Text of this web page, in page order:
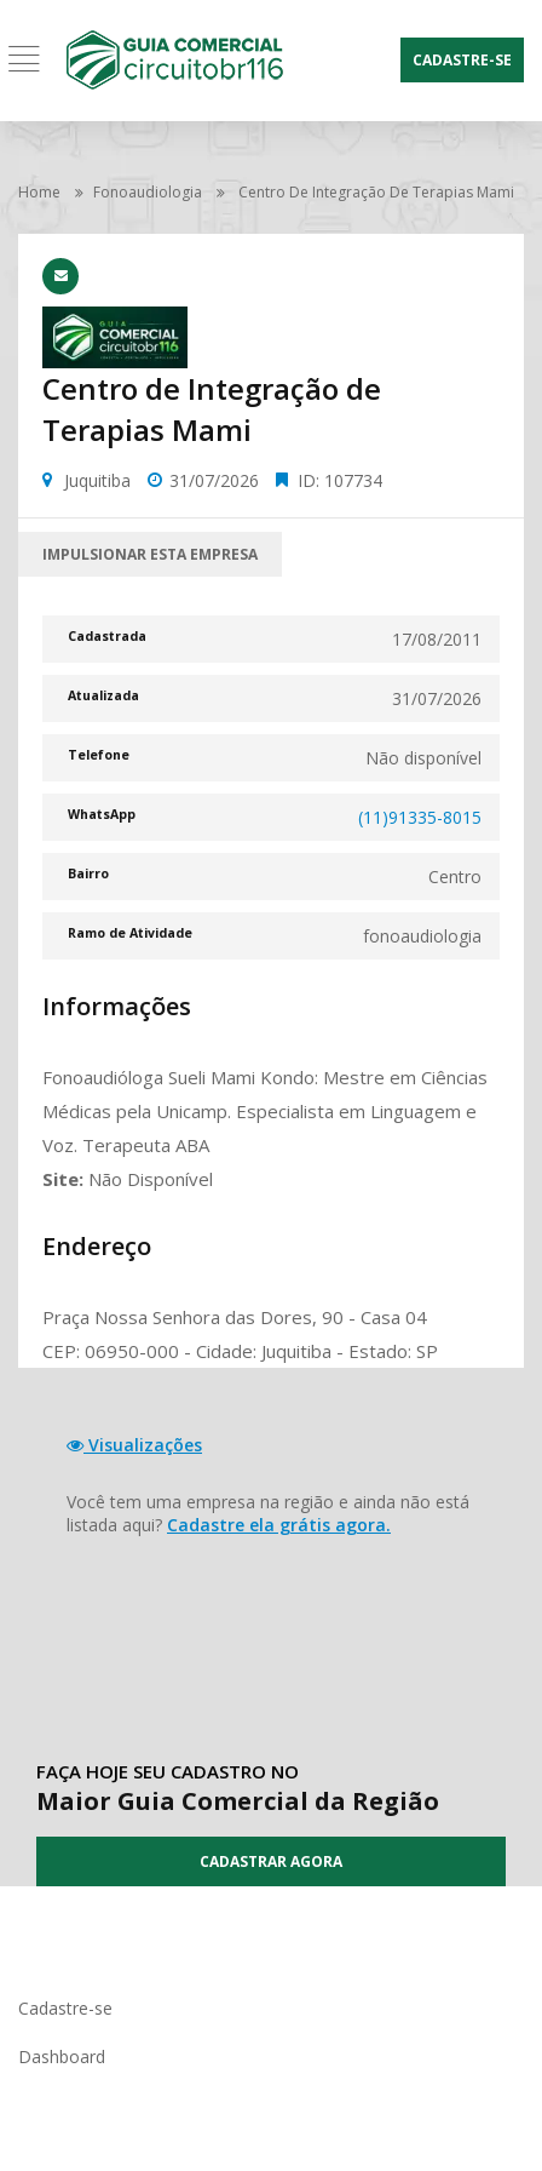
CADASTRE-SE
Home Fonoaudiologia Centro De Integração De Terapias Mami
Centro de Integração de
Terapias Mami
Juquitiba 31/07/2026 ID: 107734
IMPULSIONAR ESTA EMPRESA
Cadastrada 17/08/2011
Atualizada 31/07/2026
Telefone Não disponível
WhatsApp (11)91335-8015
Bairro Centro
Ramo de Atividade fonoaudiologia
Informações
Fonoaudióloga Sueli Mami Kondo: Mestre em Ciências
Médicas pela Unicamp. Especialista em Linguagem e
Voz. Terapeuta ABA
Site: Não Disponível
Endereço
Praça Nossa Senhora das Dores, 90 - Casa 04
CEP: 06950-000 - Cidade: Juquitiba - Estado: SP
Visualizações
Você tem uma empresa na região e ainda não está
listada aqui? Cadastre ela grátis agora.
FAÇA HOJE SEU CADASTRO NO
Maior Guia Comercial da Região
CADASTRAR AGORA
Cadastre-se
Dashboard